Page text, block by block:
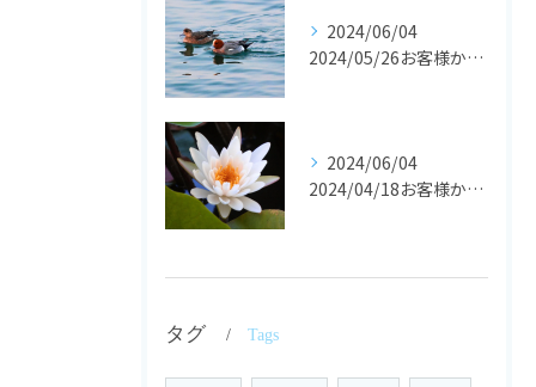
2024/06/04
2024/05/26お客様からの声です。
2024/06/04
2024/04/18お客様からの声
タグ Tags